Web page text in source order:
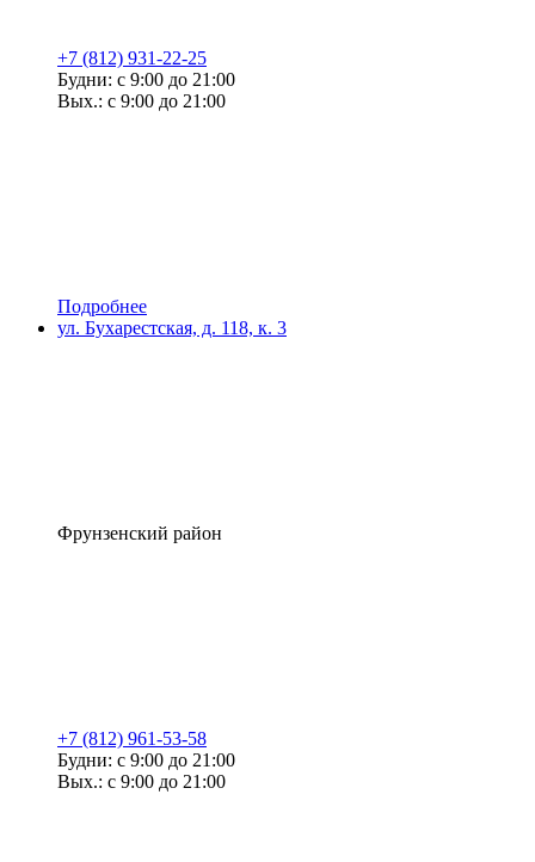
+7 (812) 931-22-25
Будни: с 9:00 до 21:00
Вых.: с 9:00 до 21:00
Подробнее
ул. Бухарестская, д. 118, к. 3
Фрунзенский район
+7 (812) 961-53-58
Будни: с 9:00 до 21:00
Вых.: с 9:00 до 21:00